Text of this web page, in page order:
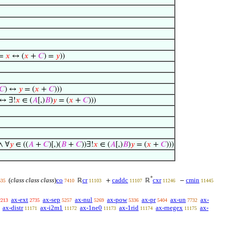
𝑥 ↔ (𝑥 + 𝐶) = 𝑦))
) ↔ 𝑦 = (𝑥 + 𝐶)))
∃!𝑥 ∈ (𝐴 [,)𝐵)𝑦 = (𝑥 + 𝐶)))
∀𝑦 ∈ ((𝐴 + 𝐶)[,)(𝐵 + 𝐶))∃!𝑥 ∈ (𝐴 [,)𝐵)𝑦 = (𝑥 + 𝐶)))
(class class class)co 7410 ℝcr 11103 + caddc 11107 ℝ*cxr 11246 − cmin 11445
ax-ext 2735 ax-sep 5257 ax-nul 5269 ax-pow 5336 ax-pr 5404 ax-un 7732 ax-
ax-distr 11171 ax-i2m1 11172 ax-1ne0 11173 ax-1rid 11174 ax-rnegex 11175 ax-